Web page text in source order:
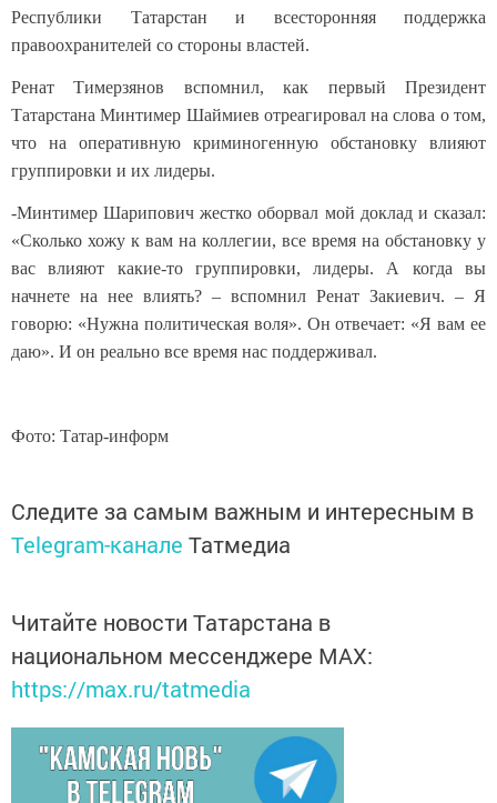
Республики Татарстан и всесторонняя поддержка
правоохранителей со стороны властей.
Ренат Тимерзянов вспомнил, как первый Президент
Татарстана Минтимер Шаймиев отреагировал на слова о том,
что на оперативную криминогенную обстановку влияют
группировки и их лидеры.
-Минтимер Шарипович жестко оборвал мой доклад и сказал:
«Сколько хожу к вам на коллегии, все время на обстановку у
вас влияют какие-то группировки, лидеры. А когда вы
начнете на нее влиять? – вспомнил Ренат Закиевич. – Я
говорю: «Нужна политическая воля». Он отвечает: «Я вам ее
даю». И он реально все время нас поддерживал.
Фото: Татар-информ
Следите за самым важным и интересным в
Telegram-канале Татмедиа
Читайте новости Татарстана в
национальном мессенджере MАХ:
https://max.ru/tatmedia